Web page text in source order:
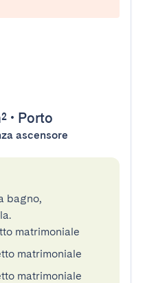
• Porto
ascensore
bagno,
matrimoniale
matrimoniale
matrimoniale